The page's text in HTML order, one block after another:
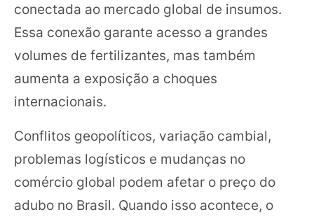
conectada ao mercado global de insumos.
Essa conexão garante acesso a grandes
volumes de fertilizantes, mas também
aumenta a exposição a choques
internacionais.
Conflitos geopolíticos, variação cambial,
problemas logísticos e mudanças no
comércio global podem afetar o preço do
adubo no Brasil. Quando isso acontece, o